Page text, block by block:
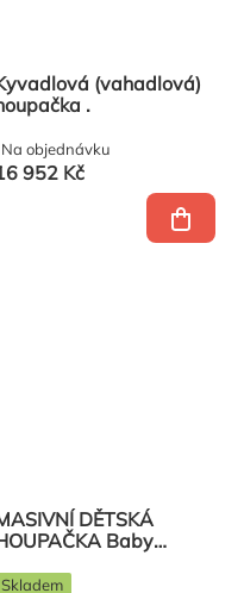
(vahadlová)
.
952 Kč
Na objednávku
DĚTSKÁ
Baby
hřiště
Skladem